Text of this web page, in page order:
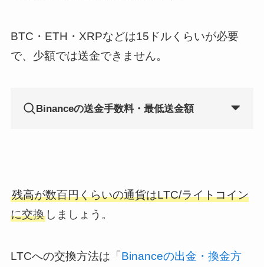
BTC・ETH・XRPなどは15ドルくらいが必要
で、少額では送金できません。
Binanceの送金手数料・最低送金額
残高が数百円くらいの通貨はLTC/ライトコイン
に交換しましょう。
LTCへの交換方法は「 Binanceの出金・換金方